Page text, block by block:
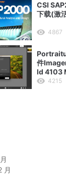
CSI
下载(激
4867
件
ld 4103
4215
月